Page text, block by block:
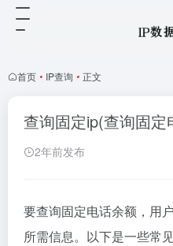
首页 • IP查询 • 正文
查询固定ip(查询固定
2年前发布
要查询固定电话余额，用
所需信息。以下是一些常